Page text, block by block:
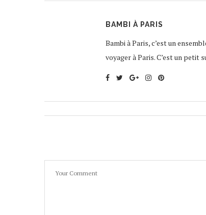
BAMBI À PARIS
Bambi à Paris, c’est un
voyager à Paris. C’est un petit